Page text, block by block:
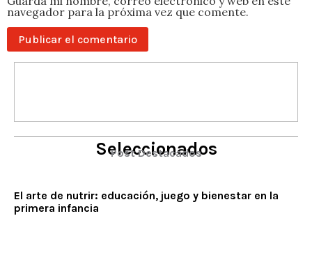
navegador para la próxima vez que comente.
Seleccionados
Post Destacados
El arte de nutrir: educación, juego y bienestar en la
primera infancia